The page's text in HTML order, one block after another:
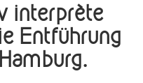
interprète
Entführung